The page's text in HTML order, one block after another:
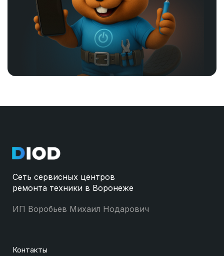
Сеть сервисных центров
ремонта техники в Воронеже
ИП Воробьев Михаил Нодарович
Контакты